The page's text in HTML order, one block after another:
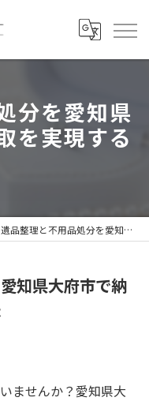
分を愛知県
を実現する
遺品整理と不用品処分を愛知県大府市で納得の買取を実現する方法
知県大府市で納
ませんか？愛知県大